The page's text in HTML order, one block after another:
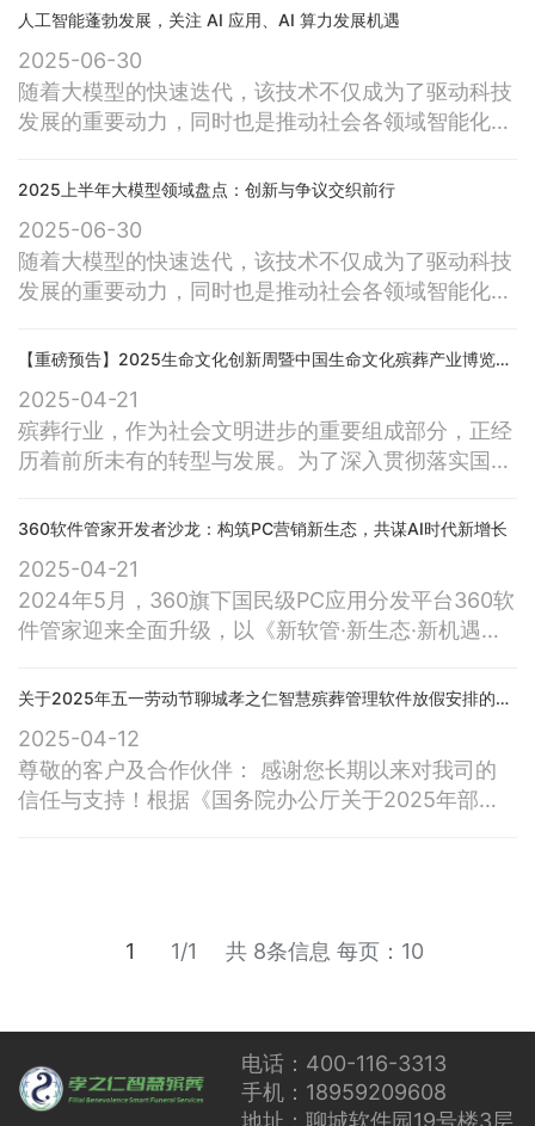
术架构到应用场景，从产品创新到生态构建，中国企
发展。在这股出海浪潮中，用友作为中国企业软件的
领军者，无疑是极具代表性的标杆企业。全球AI浪潮
涌动，中国企业软件走向世界前列近日
人工智能蓬勃发展，关注 AI 应用、AI 算力发展机遇
2025-06-30
随着大模型的快速迭代，该技术不仅成为了驱动科技
发展的重要动力，同时也是推动社会各领域智能化转
来了快速发展与变革。从DeepSeek发布其推理大模
出大模型一体机，这些事件共同推动了大模型技术在
硬件解决方案上的显著进步。然而，与此同时，在大
模型领域持续创新的进程中，争
2025上半年大模型领域盘点：创新与争议交织前行
2025-06-30
随着大模型的快速迭代，该技术不仅成为了驱动科技
发展的重要动力，同时也是推动社会各领域智能化转
来了快速发展与变革。从DeepSeek发布其推理大模
出大模型一体机，这些事件共同推动了大模型技术在
硬件解决方案上的显著进步。然而，与此同时，在大
模型领域持续创新的进程中，争
【重磅预告】2025生命文化创新周暨中国生命文化殡葬产业博览会将于深圳盛大举行
2025-04-21
殡葬行业，作为社会文明进步的重要组成部分，正经
历着前所未有的转型与发展。为了深入贯彻落实国家
部署，由《公益时报》社中国殡葬专刊与中安部会展
暨中国生命文化殡葬产业博览会”，将于2025年6月
18日至22日在深圳市燕子湖国际会展中心盛大举
办。 何为“生命文化创新周
360软件管家开发者沙龙：构筑PC营销新生态，共谋AI时代新增长
2025-04-21
2024年5月，360旗下国民级PC应用分发平台360软
件管家迎来全面升级，以《新软管·新生态·新机遇》
增长的决心和魄力。时值年终岁尾，新征程战鼓已擂
·新生态·新机遇》主题软件开发者沙龙，围绕360PC
生态建设、360软件管家升级半年来取得的卓越成
绩、行业赋
关于2025年五一劳动节聊城孝之仁智慧殡葬管理软件放假安排的通知
2025-04-12
尊敬的客户及合作伙伴： 感谢您长期以来对我司的
信任与支持！根据《国务院办公厅关于2025年部分
（星期六）正常上班。二、业务安排
1 1/1 每页：10
共 8条信息
电话：400-116-3313
手机：18959209608
地址：聊城软件园19号楼3层